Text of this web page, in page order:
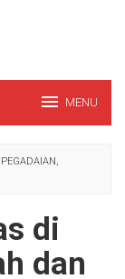
MENU
di
dan